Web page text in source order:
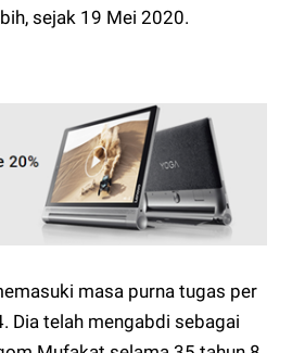
sejak 19 Mei 2020.
masa purna tugas per
Dia telah mengabdi sebagai